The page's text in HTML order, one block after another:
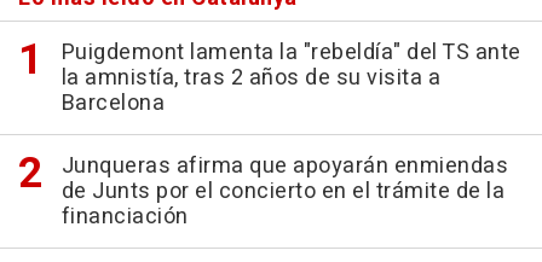
Puigdemont lamenta la "rebeldía" del TS ante
la amnistía, tras 2 años de su visita a
Barcelona
Junqueras afirma que apoyarán enmiendas
de Junts por el concierto en el trámite de la
financiación